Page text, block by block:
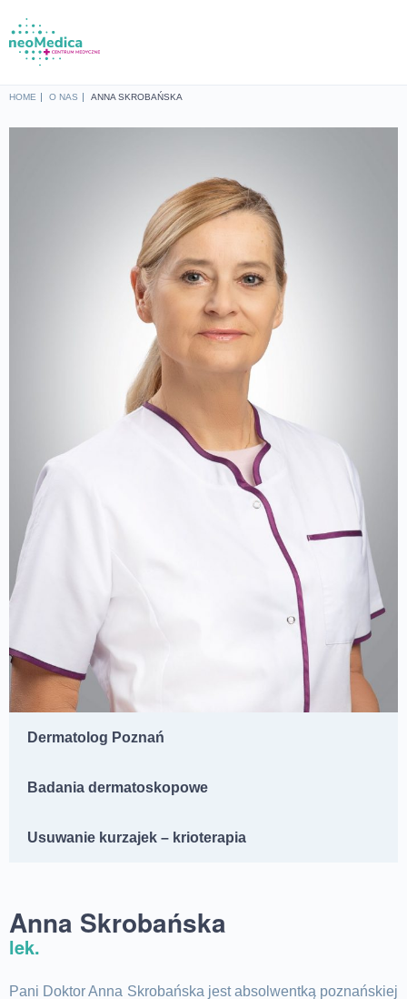
HOME O NAS ANNA SKROBAŃSKA
Dermatolog Poznań
Badania dermatoskopowe
Usuwanie kurzajek – krioterapia
Anna Skrobańska
lek.
Pani Doktor Anna Skrobańska jest absolwentką poznańskiej
Oferta
Baza wiedzy
Lokalizacje
Sklep
Kontakt
UMÓW SIĘ NA WIZYTĘ